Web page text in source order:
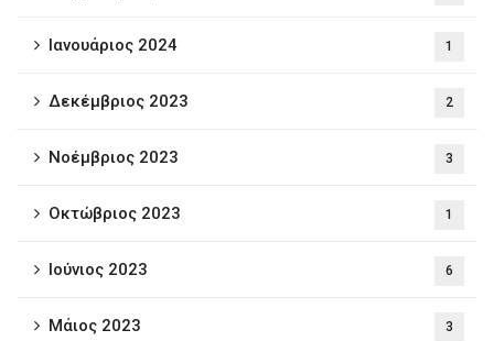
Ιανουάριος 2024 1
Δεκέμβριος 2023 2
Νοέμβριος 2023 3
Οκτώβριος 2023 1
Ιούνιος 2023 6
Μάιος 2023 3